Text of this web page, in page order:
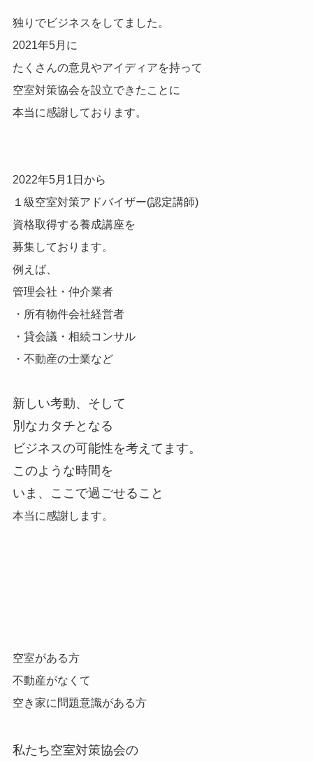
独りでビジネスをしてました。
2021年5月に
たくさんの意見やアイディアを持って
空室対策協会を設立できたことに
本当に感謝しております。
2022年5月1日から
１級空室対策アドバイザー(認定講師)
資格取得する養成講座を
募集しております。
例えば、
管理会社・仲介業者
・所有物件会社経営者
・貸会議・相続コンサル
・不動産の士業など
新しい考動、そして
別なカタチとなる
ビジネスの可能性を考えてます。
このような時間を
いま、ここで過ごせること
本当に感謝します。
空室がある方
不動産がなくて
空き家に問題意識がある方
私たち空室対策協会の